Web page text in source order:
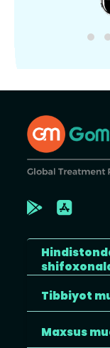
Tibbiyot
Maxsus